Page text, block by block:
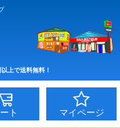
上で送料無料！
ト マイページ